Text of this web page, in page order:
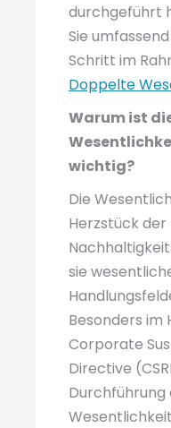
durchgeführt
Sie
Schritt im
Doppelte
Warum ist
wichtig?
Die
Herzstück der
sie
Besonders im
Corporate
Directive